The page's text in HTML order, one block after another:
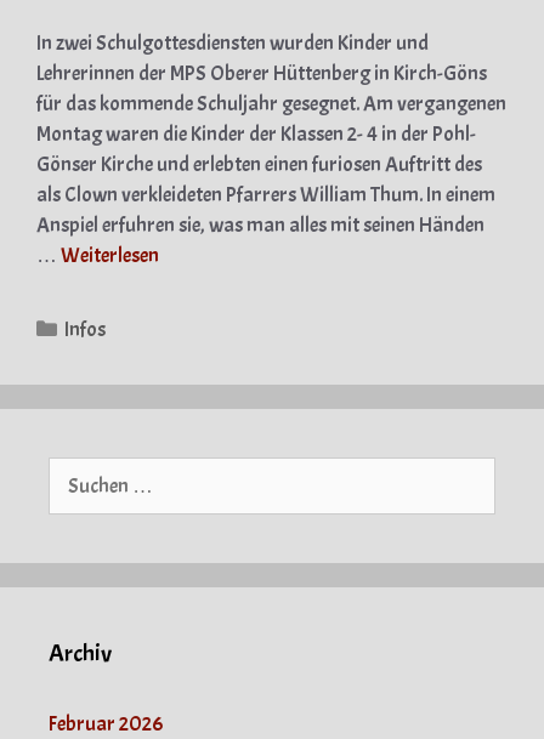
In zwei Schulgottesdiensten wurden Kinder und
Lehrerinnen der MPS Oberer Hüttenberg in Kirch-Göns
für das kommende Schuljahr gesegnet. Am vergangenen
Montag waren die Kinder der Klassen 2- 4 in der Pohl-
Gönser Kirche und erlebten einen furiosen Auftritt des
als Clown verkleideten Pfarrers William Thum. In einem
Anspiel erfuhren sie, was man alles mit seinen Händen
… Weiterlesen
Kategorien
Infos
Suche
Archiv
Februar 2026